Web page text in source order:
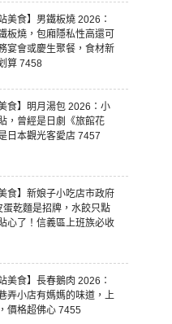
美食】男鐵板燒 2026：
板燒，包廂隱私性高還可
宴會或慶生聚餐，食材新
算 7458
食】明月湯包 2026：小
，曾經是日劇《旅館花
日本觀光客愛店 7457
食】新娘子小吃店市政府
乾麵是招牌，水餃只點
心了！信義區上班族必收
美食】長春鵝肉 2026：
弄小店有媽媽的味道，上
價格超佛心 7455